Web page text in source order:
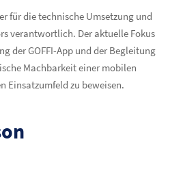
für die technische Umsetzung und
verantwortlich. Der aktuelle Fokus
der GOFFI-App und der Begleitung
Machbarkeit einer mobilen
Einsatzumfeld zu beweisen.